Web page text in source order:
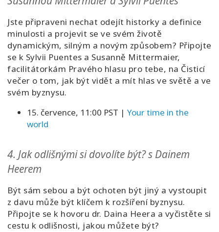
Jste připraveni nechat odejít historky a definice
minulosti a projevit se ve svém životě
dynamickým, silným a novým způsobem? Připojte
se k Sylvii Puentes a Susanně Mittermaier,
facilitátorkám Pravého hlasu pro tebe, na Čisticí
večer o tom, jak být vidět a mít hlas ve světě a ve
svém byznysu.
15. července, 11:00 PST | Your time in the
world
4. Jak odlišnými si dovolíte být? s Dainem
Heerem
Být sám sebou a být ochoten být jiný a vystoupit
z davu může být klíčem k rozšíření byznysu.
Připojte se k hovoru dr. Daina Heera a vyčistěte si
cestu k odlišnosti, jakou můžete být?